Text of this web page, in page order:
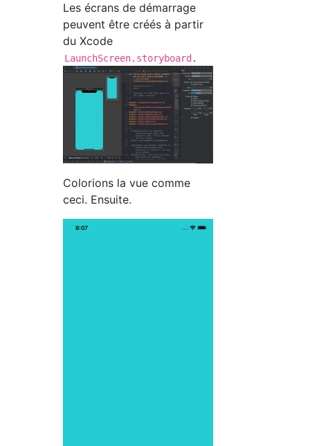
Les écrans de démarrage
peuvent être créés à partir
du Xcode
LaunchScreen.storyboard .
Colorions la vue comme
ceci. Ensuite.